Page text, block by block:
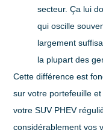
secteur. Ça lui
qui oscille
largement
la plupart des
Cette différence est
sur votre portefeuille
votre SUV PHEV
considérablement vos